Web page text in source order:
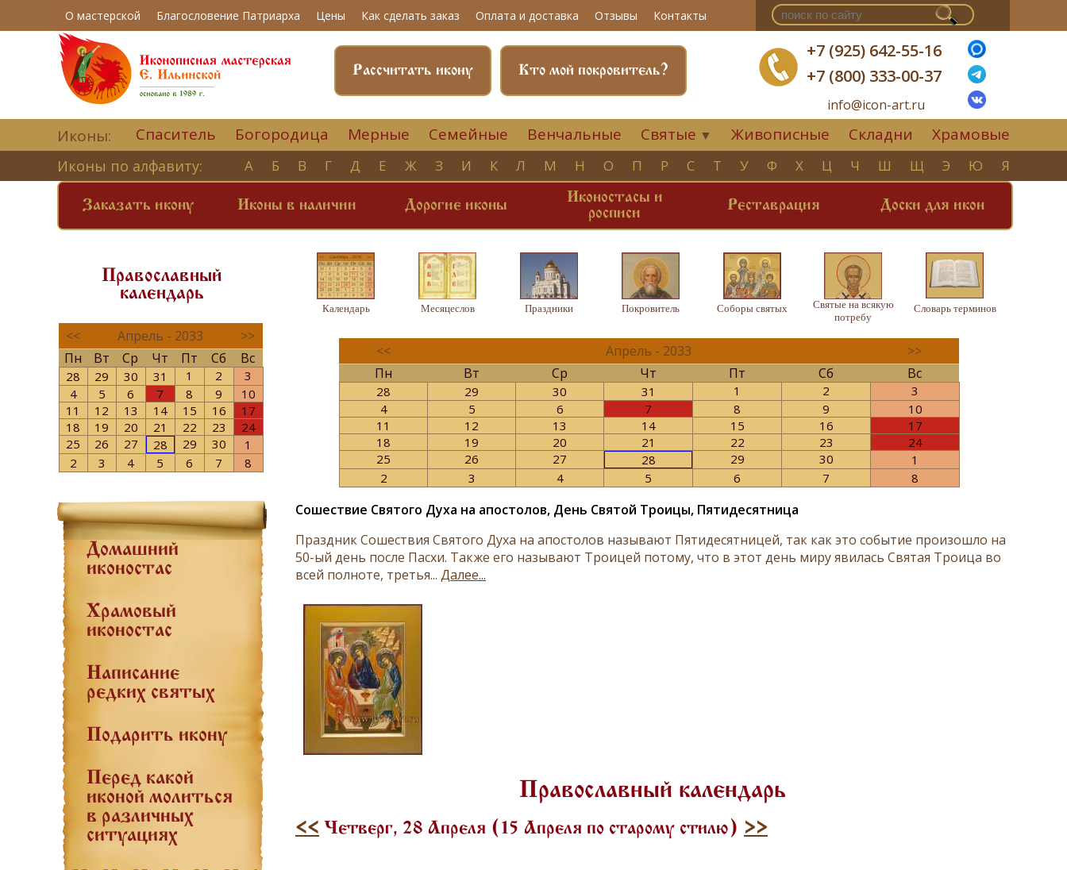
О мастерской Благословение Патриарха Цены Как сделать заказ Оплата и доставка Отзывы Контакты
+7 (925) 642-55-16
+7 (800) 333-00-37
info@icon-art.ru
Кто мой покровитель?
Рассчитать икону
Иконы: Спаситель Богородица Мерные Семейные Венчальные Святые ▼ Живописные Складни Храмовые
Иконы по алфавиту: А Б В Г Д Е Ж З И К Л М Н О П Р С Т У Ф Х Ц Ч Ш Щ Э Ю Я
Заказать икону Иконы в наличии Дорогие иконы
Иконостасы и
росписи
Реставрация Доски для икон
Православный
календарь
<< Апрель - 2033
>>
Пн
Вт Ср Чт Пт Сб Вс
28 29 30 31 1 2
3
4
5 6 7 8 9
10
11
12 13 14 15 16
17
18
19 20 21 22 23
24
25
26 27 28 29 30
1
2
3 4 5 6 7 8
Домашний
иконостас
Храмовый
иконостас
Написание
редких святых
Подарить икону
Перед какой
иконой молиться
в различных
ситуациях
Календарь Месяцеслов Праздники Покровитель Соборы святых
Святые на всякую
потребу
Словарь терминов
<< Апрель - 2033
>>
Пн
Вт Ср Чт Пт Сб Вс
28 29 30 31 1 2
3
4
5 6 7 8 9
10
11
12 13 14 15 16
17
18
19 20 21 22 23
24
25
26 27 28 29 30
1
2
3 4 5 6 7 8
Сошествие Святого Духа на апостолов, День Святой Троицы, Пятидесятница
Праздник Сошествия Святого Духа на апостолов называют Пятидесятницей, так как это событие произошло на
50-ый день после Пасхи. Также его называют Троицей потому, что в этот день миру явилась Святая Троица во
всей полноте, третья... Далее...
Православный календарь
<< Четверг, 28 Апреля (15 Апреля по старому стилю) >>